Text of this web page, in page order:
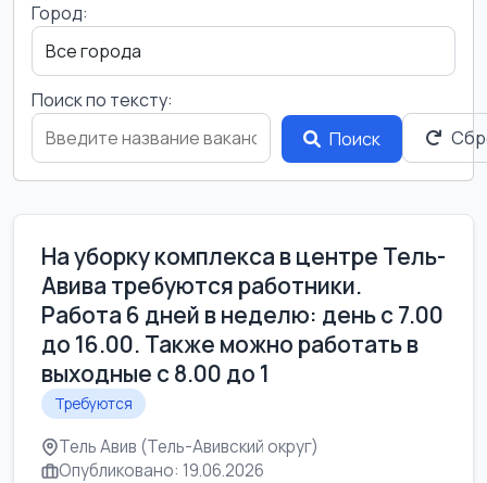
Город:
Поиск по тексту:
Поиск
На уборку комплекса в центре Тель-
Авива требуются работники.
Работа 6 дней в неделю: день с 7.00
до 16.00. Также можно работать в
выходные с 8.00 до 1
Требуются
Тель Авив (Тель-Авивский округ)
Опубликовано: 19.06.2026